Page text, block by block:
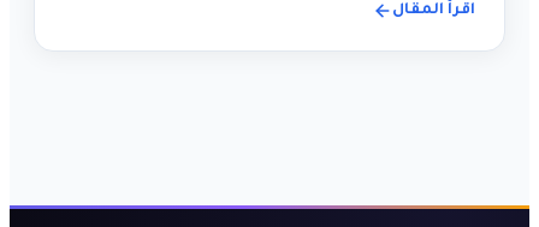
اقرأ المقال